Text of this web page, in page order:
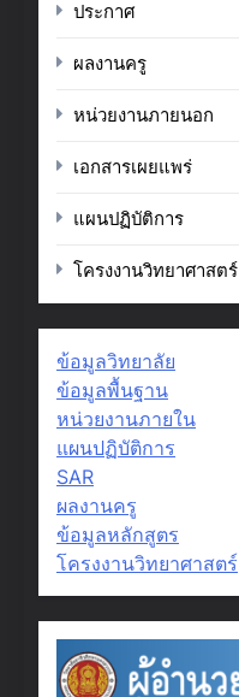
ประกาศ
ผลงานครู
หน่วยงานภายนอก
เอกสารเผยแพร่
แผนปฏิบัติการ
โครงงานวิทยาศาสตร์
ข้อมูลวิทยาลัย
ข้อมูลพื้นฐาน
หน่วยงานภายใน
แผนปฏิบัติการ
SAR
ผลงานครู
ข้อมูลหลักสูตร
โครงงานวิทยาศาสตร์